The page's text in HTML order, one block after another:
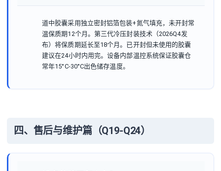
道中胶囊采用独立密封铝箔包装+氮气填充，未开封常
温保质期12个月。第三代冷压封装技术（2026Q4发
布）将保质期延长至18个月。已开封但未使用的胶囊
建议在24小时内用完。设备内部温控系统保证胶囊仓
常年15°C-30°C出色储存温度。
四、售后与维护篇（Q19-Q24）